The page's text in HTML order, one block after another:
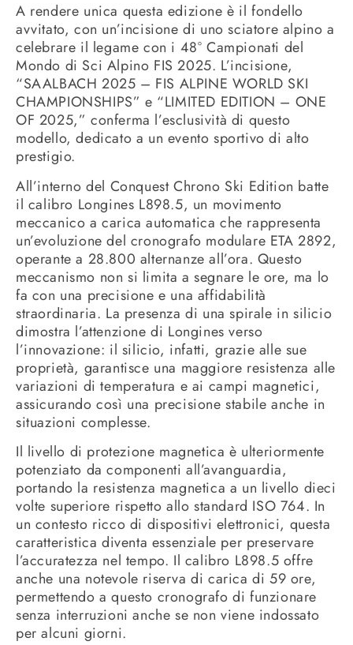
A rendere unica questa edizione è il fondello
avvitato, con un’incisione di uno sciatore alpino a
celebrare il legame con i 48° Campionati del
Mondo di Sci Alpino FIS 2025. L’incisione,
“SAALBACH 2025 – FIS ALPINE WORLD SKI
CHAMPIONSHIPS” e “LIMITED EDITION – ONE
OF 2025,” conferma l’esclusività di questo
modello, dedicato a un evento sportivo di alto
prestigio.
All’interno del Conquest Chrono Ski Edition batte
il calibro Longines L898.5, un movimento
meccanico a carica automatica che rappresenta
un’evoluzione del cronografo modulare ETA 2892,
operante a 28.800 alternanze all’ora. Questo
meccanismo non si limita a segnare le ore, ma lo
fa con una precisione e una affidabilità
straordinaria. La presenza di una spirale in silicio
dimostra l’attenzione di Longines verso
l’innovazione: il silicio, infatti, grazie alle sue
proprietà, garantisce una maggiore resistenza alle
variazioni di temperatura e ai campi magnetici,
assicurando così una precisione stabile anche in
situazioni complesse.
Il livello di protezione magnetica è ulteriormente
potenziato da componenti all’avanguardia,
portando la resistenza magnetica a un livello dieci
volte superiore rispetto allo standard ISO 764. In
un contesto ricco di dispositivi elettronici, questa
caratteristica diventa essenziale per preservare
l’accuratezza nel tempo. Il calibro L898.5 offre
anche una notevole riserva di carica di 59 ore,
permettendo a questo cronografo di funzionare
senza interruzioni anche se non viene indossato
per alcuni giorni.